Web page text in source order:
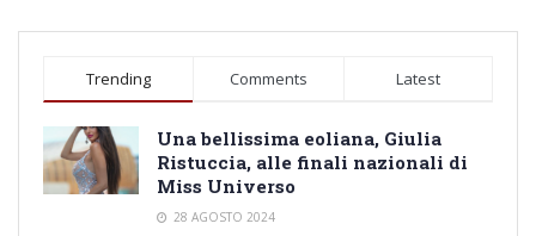
Trending Comments Latest
Una bellissima eoliana, Giulia
Ristuccia, alle finali nazionali di
Miss Universo
28 AGOSTO 2024